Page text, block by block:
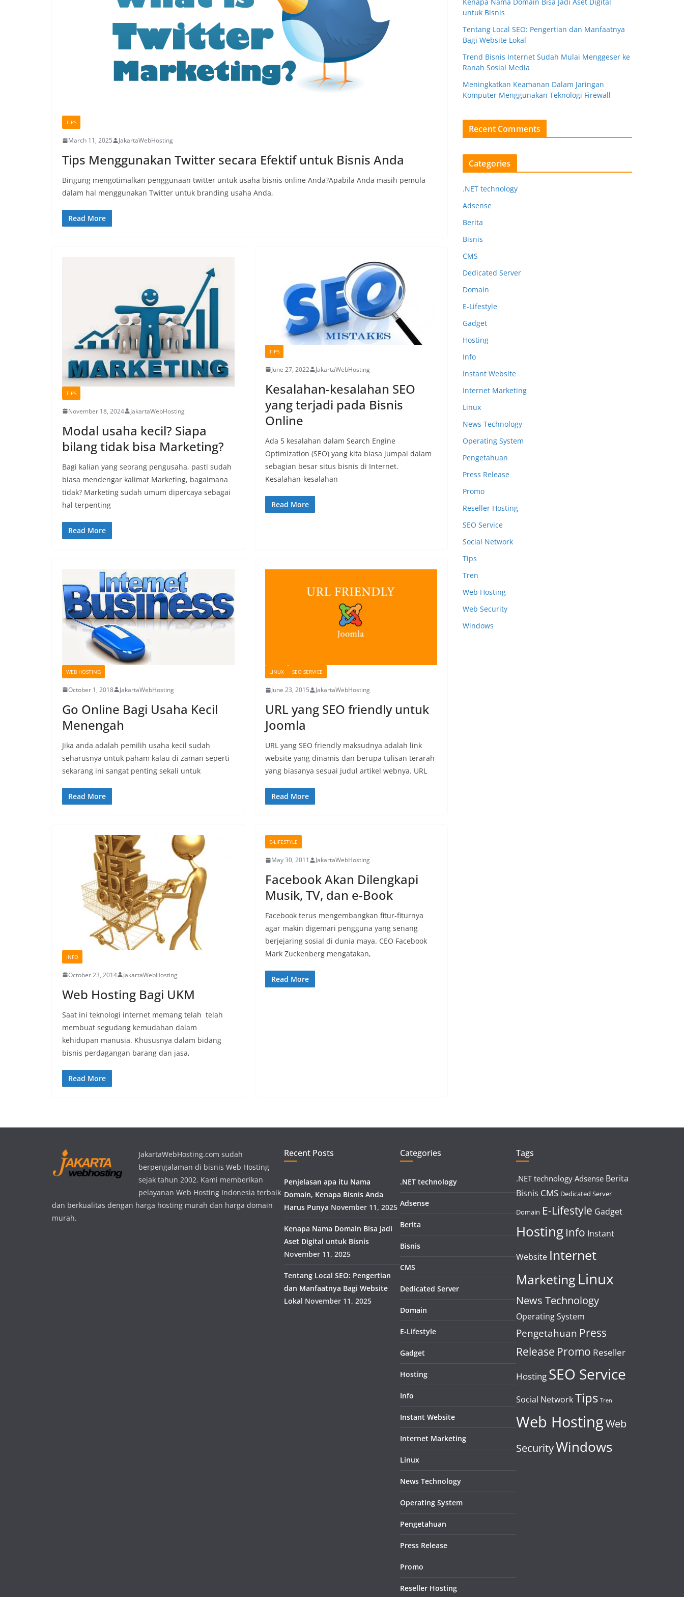
TIPS
March 11, 2025 JakartaWebHosting
Tips Menggunakan Twitter secara Efektif untuk Bisnis Anda
Bingung mengotimalkan penggunaan twitter untuk usaha bisnis online Anda?Apabila Anda masih pemula
dalam hal menggunakan Twitter untuk branding usaha Anda,
Read More
TIPS
November 18, 2024 JakartaWebHosting
Modal usaha kecil? Siapa
bilang tidak bisa Marketing?
Bagi kalian yang seorang pengusaha, pasti sudah
biasa mendengar kalimat Marketing, bagaimana
tidak? Marketing sudah umum dipercaya sebagai
hal terpenting
Read More
TIPS
June 27, 2022 JakartaWebHosting
Kesalahan-kesalahan SEO
yang terjadi pada Bisnis
Online
Ada 5 kesalahan dalam Search Engine
Optimization (SEO) yang kita biasa jumpai dalam
sebagian besar situs bisnis di Internet.
Kesalahan-kesalahan
Read More
WEB HOSTING
October 1, 2018 JakartaWebHosting
Go Online Bagi Usaha Kecil
Menengah
Jika anda adalah pemilih usaha kecil sudah
seharusnya untuk paham kalau di zaman seperti
sekarang ini sangat penting sekali untuk
Read More
LINUX SEO SERVICE
June 23, 2015 JakartaWebHosting
URL yang SEO friendly untuk
Joomla
URL yang SEO friendly maksudnya adalah link
website yang dinamis dan berupa tulisan terarah
yang biasanya sesuai judul artikel webnya. URL
Read More
INFO
October 23, 2014 JakartaWebHosting
Web Hosting Bagi UKM
Saat ini teknologi internet memang telah telah
membuat segudang kemudahan dalam
kehidupan manusia. Khususnya dalam bidang
bisnis perdagangan barang dan jasa,
Read More
E-LIFESTYLE
May 30, 2011 JakartaWebHosting
Facebook Akan Dilengkapi
Musik, TV, dan e-Book
Facebook terus mengembangkan fitur-fiturnya
agar makin digemari pengguna yang senang
berjejaring sosial di dunia maya. CEO Facebook
Mark Zuckenberg mengatakan,
Read More
untuk Bisnis
Tentang Local SEO: Pengertian dan Manfaatnya
Bagi Website Lokal
Trend Bisnis Internet Sudah Mulai Menggeser ke
Ranah Sosial Media
Meningkatkan Keamanan Dalam Jaringan
Komputer Menggunakan Teknologi Firewall
Recent Comments
Categories
.NET technology
Adsense
Berita
Bisnis
CMS
Dedicated Server
Domain
E-Lifestyle
Gadget
Hosting
Info
Instant Website
Internet Marketing
Linux
News Technology
Operating System
Pengetahuan
Press Release
Promo
Reseller Hosting
SEO Service
Social Network
Tips
Tren
Web Hosting
Web Security
Windows
JakartaWebHosting.com sudah
berpengalaman di bisnis Web Hosting
sejak tahun 2002. Kami memberikan
pelayanan Web Hosting Indonesia terbaik
dan berkualitas dengan harga hosting murah dan harga domain
murah.
Recent Posts
Penjelasan apa itu Nama
Domain, Kenapa Bisnis Anda
Harus Punya November 11, 2025
Kenapa Nama Domain Bisa Jadi
Aset Digital untuk Bisnis
November 11, 2025
Tentang Local SEO: Pengertian
dan Manfaatnya Bagi Website
Lokal November 11, 2025
Categories
.NET technology
Adsense
Berita
Bisnis
CMS
Dedicated Server
Domain
E-Lifestyle
Gadget
Hosting
Info
Instant Website
Internet Marketing
Linux
News Technology
Operating System
Pengetahuan
Press Release
Promo
Reseller Hosting
Tags
.NET technology Adsense Berita
Bisnis CMS Dedicated Server
Domain E-Lifestyle Gadget
Hosting Info Instant
Website Internet
Marketing Linux
News Technology
Operating System
Pengetahuan Press
Release Promo Reseller
Hosting SEO Service
Social NetworkTips Tren
Web HostingWeb
SecurityWindows